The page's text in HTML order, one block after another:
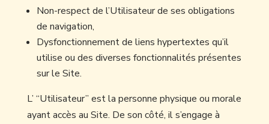
Non-respect de l’Utilisateur de ses obligations
de navigation,
Dysfonctionnement de liens hypertextes qu’il
utilise ou des diverses fonctionnalités présentes
sur le Site.
L’ “Utilisateur” est la personne physique ou morale
ayant accès au Site. De son côté, il s’engage à